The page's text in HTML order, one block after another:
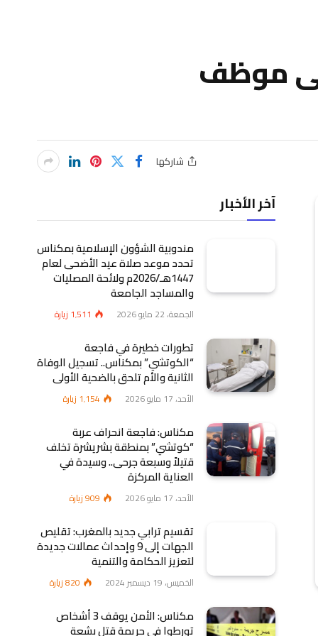
موظف
شاركها
آخر الأخبار
مندوبية الشؤون الإسلامية بمكناس
تحدد موعد صلاة عيد الأضحى لعام
1447هـ/2026م ولائحة المصليات
والمساجد الجامعة
الجمعة، 22 مايو 2026 1٬511 زيارة
تطورات خطيرة في فاجعة
“الكوتشي” بمكناس.. تسجيل الوفاة
الثانية والأم تلحق بالضحية الأولى
الأحد، 17 مايو 2026 1٬154 زيارة
مكناس: فاجعة انحراف عربة
“كوتشي” بمنطقة بشريشرة تخلف
قتيلاً وسبعة جرحى.. وسيدة في
العناية المركزة
الأحد، 17 مايو 2026 909زيارة
تقسيم ترابي جديد بالمغرب: تقليص
الجهات إلى 9 وإحداث عمالات جديدة
لتعزيز الحكامة والتنمية
الخميس، 19 ديسمبر 2024 820زيارة
مكناس: الأمن يوقف 3 أشخاص
تورطوا في جريمة قتل بشعة